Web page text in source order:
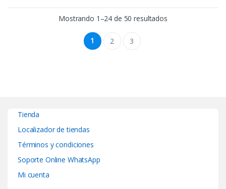
Mostrando 1–24 de 50 resultadosOrdenado por
1 2 3
Tienda
Localizador de tiendas
Términos y condiciones
Soporte Online WhatsApp
Mi cuenta